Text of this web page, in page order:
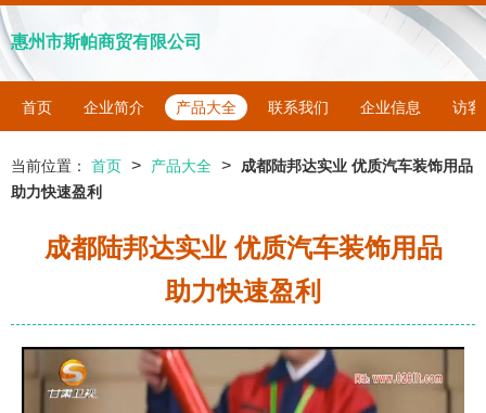
惠州市斯帕商贸有限公司
首页 企业简介 产品大全 联系我们 企业信息 访客
当前位置： 首页 > 产品大全 >
成都陆邦达实业 优质汽车装饰用品
助力快速盈利
成都陆邦达实业 优质汽车装饰用品
助力快速盈利